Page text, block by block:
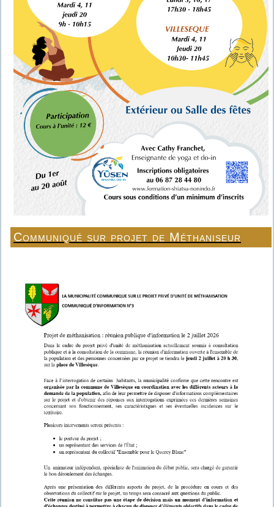
Communiqué sur projet de Méthaniseur